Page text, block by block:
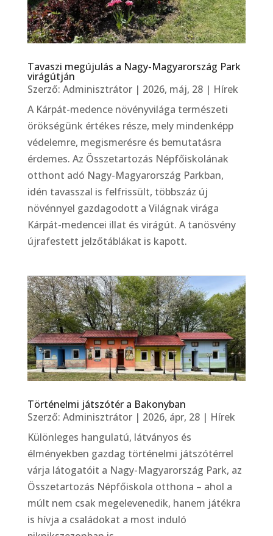
Tavaszi megújulás a Nagy-Magyarország Park
virágútján
Szerző: Adminisztrátor| 2026, máj, 28| Hírek
A Kárpát-medence növényvilága természeti
örökségünk értékes része, mely mindenképp
védelemre, megismerésre és bemutatásra
érdemes. Az Összetartozás Népfőiskolának
otthont adó Nagy-Magyarország Parkban,
idén tavasszal is felfrissült, többszáz új
növénnyel gazdagodott a Világnak virága
Kárpát-medencei illat és virágút. A tanösvény
újrafestett jelzőtáblákat is kapott.
Történelmi játszótér a Bakonyban
Szerző: Adminisztrátor| 2026, ápr, 28| Hírek
Különleges hangulatú, látványos és
élményekben gazdag történelmi játszótérrel
várja látogatóit a Nagy-Magyarország Park, az
Összetartozás Népfőiskola otthona – ahol a
múlt nem csak megelevenedik, hanem játékra
is hívja a családokat a most induló